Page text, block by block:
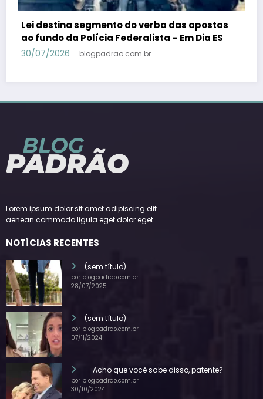
PSB confirma Geraldo Alckmin porquê
candidato a vice-presidente na fórmula com
Lula – Em Dia ES
Lorem ipsum dolor sit amet adipiscing elit
(sem título)
por blogpadrao.com.br
(sem título)
por blogpadrao.com.br
— Acho que você sabe disso, patente?
por blogpadrao.com.br